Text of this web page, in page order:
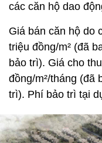
các căn hộ dao
Giá bán căn hộ do
triệu đồng/m² (đã
bảo trì). Giá cho
đồng/m²/tháng (đã
trì). Phí bảo trì tại